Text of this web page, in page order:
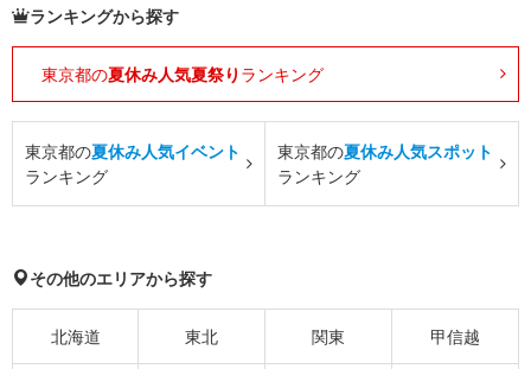
ランキングから探す
東京都の夏休み人気夏祭り ランキング
東京都の夏休み人気イベント
ランキング
東京都の夏休み人気スポット
ランキング
その他のエリアから探す
北海道 東北 関東 甲信越